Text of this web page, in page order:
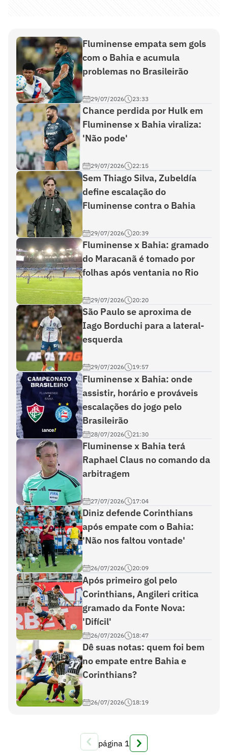
Fluminense empata sem gols
com o Bahia e acumula
problemas no Brasileirão
29/07/2026 23:33
Chance perdida por Hulk em
Fluminense x Bahia viraliza:
'Não pode'
29/07/2026 22:15
Sem Thiago Silva, Zubeldía
define escalação do
Fluminense contra o Bahia
29/07/2026 20:39
Fluminense x Bahia: gramado
do Maracanã é tomado por
folhas após ventania no Rio
29/07/2026 20:20
São Paulo se aproxima de
Iago Borduchi para a lateral-
esquerda
29/07/2026 19:57
Fluminense x Bahia: onde
assistir, horário e prováveis
escalações do jogo pelo
Brasileirão
28/07/2026 21:30
Fluminense x Bahia terá
Raphael Claus no comando da
arbitragem
27/07/2026 17:04
Diniz defende Corinthians
após empate com o Bahia:
'Não nos faltou vontade'
26/07/2026 20:09
Após primeiro gol pelo
Corinthians, Angileri critica
gramado da Fonte Nova:
'Difícil'
26/07/2026 18:47
Dê suas notas: quem foi bem
no empate entre Bahia e
Corinthians?
26/07/2026 18:19
página 1